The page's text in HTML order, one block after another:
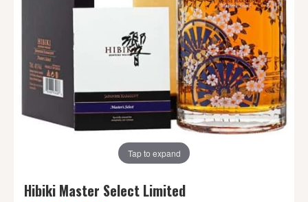
Tap to expand
Hibiki Master Select Limited